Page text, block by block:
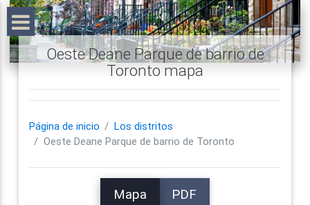
Oeste Deane Parque de barrio de
Toronto mapa
Página de inicio
Los distritos
Oeste Deane Parque de barrio de Toronto
Mapa PDF